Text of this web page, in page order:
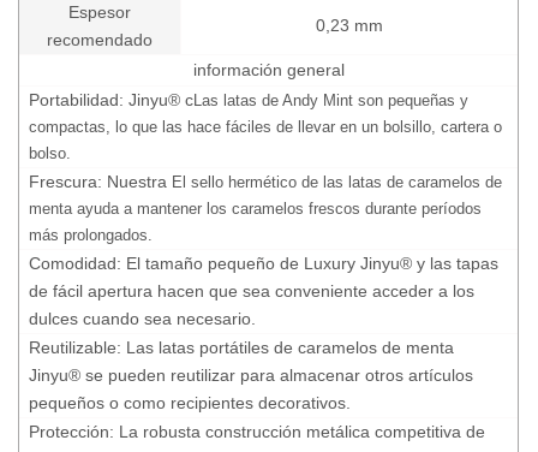
Espesor
recomendado
0,23 mm
información general
Portabilidad: Jinyu® cLas latas de Andy Mint son pequeñas y
compactas, lo que las hace fáciles de llevar en un bolsillo, cartera o
bolso.
Frescura: Nuestra El sello hermético de las latas de caramelos de
menta ayuda a mantener los caramelos frescos durante períodos
más prolongados.
Comodidad: El tamaño pequeño de Luxury Jinyu® y las tapas
de fácil apertura hacen que sea conveniente acceder a los
dulces cuando sea necesario.
Reutilizable: Las latas portátiles de caramelos de menta
Jinyu® se pueden reutilizar para almacenar otros artículos
pequeños o como recipientes decorativos.
Protección: La robusta construcción metálica competitiva de